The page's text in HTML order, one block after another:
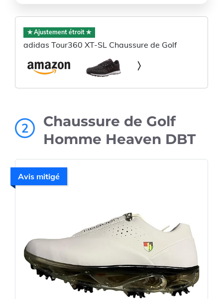
✯ Ajustement étroit ✯
adidas Tour360 XT-SL Chaussure de Golf
2
Chaussure de Golf
Homme Heaven DBT
Avis mitigé